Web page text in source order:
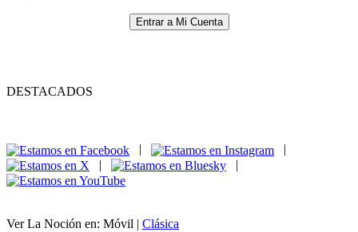
Entrar a Mi Cuenta
DESTACADOS
|
|
Ver La Noción en: Móvil | Clásica